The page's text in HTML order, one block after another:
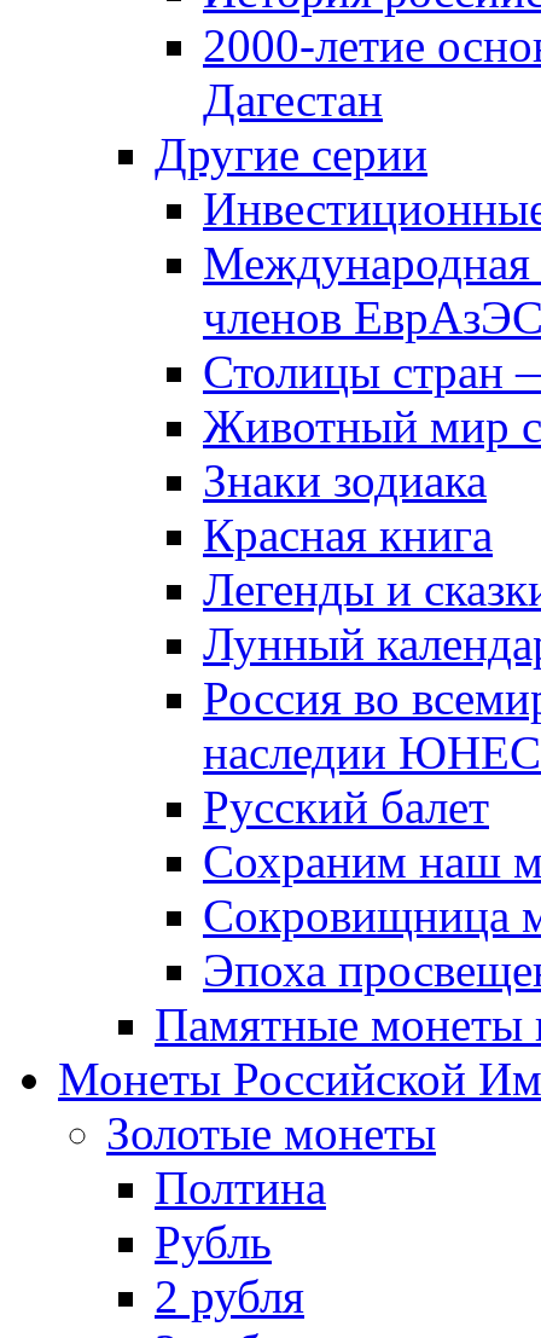
2000-летие
Дагестан
Другие серии
Международная
членов
Столицы стран
Животный мир
Знаки зодиака
Красная книга
Легенды и
Лунный
Россия во
наследии
Русский балет
Сохраним наш
Сокровищница
Эпоха
Памятные монеты
Монеты Российской
Золотые монеты
Полтина
Рубль
2 рубля